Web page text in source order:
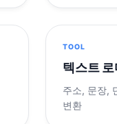
TOOL
텍스트
주소, 문장,
변환